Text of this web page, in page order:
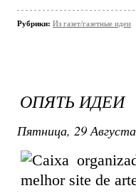
Рубрики: Из газет/газетные идеи
ОПЯТЬ ИДЕИ
Пятница, 29